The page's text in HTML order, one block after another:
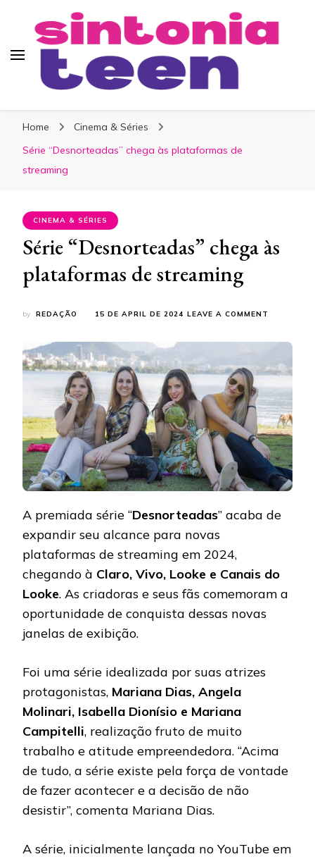
Home
Cinema & Séries
Série “Desnorteadas” chega às plataformas de
streaming
CINEMA & SÉRIES
Série “Desnorteadas” chega às
plataformas de streaming
by REDAÇÃO 15 DE APRIL DE 2024 LEAVE A COMMENT
ÀS
DE
A premiada série “Desnorteadas” acaba de
expandir seu alcance para novas
plataformas de streaming em 2024,
chegando à Claro, Vivo, Looke e Canais do
Looke. As criadoras e seus fãs comemoram a
oportunidade de conquista dessas novas
janelas de exibição.
Foi uma série idealizada por suas atrizes
protagonistas, Mariana Dias, Angela
Molinari, Isabella Dionísio e Mariana
Campitelli, realização fruto de muito
trabalho e atitude empreendedora. “Acima
de tudo, a série existe pela força de vontade
de fazer acontecer e a decisão de não
desistir”, comenta Mariana Dias.
A série, inicialmente lançada no YouTube em